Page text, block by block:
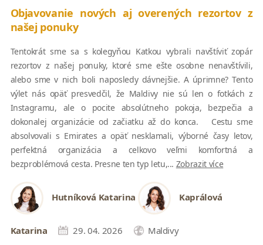
Objavovanie nových aj overených rezortov z
našej ponuky
Tentokrát sme sa s kolegyňou Katkou vybrali navštíviť zopár
rezortov z našej ponuky, ktoré sme ešte osobne nenavštívili,
alebo sme v nich boli naposledy dávnejšie. A úprimne? Tento
výlet nás opäť presvedčil, že Maldivy nie sú len o fotkách z
Instagramu, ale o pocite absolútneho pokoja, bezpečia a
dokonalej organizácie od začiatku až do konca. Cestu sme
absolvovali s Emirates a opäť nesklamali, výborné časy letov,
perfektná organizácia a celkovo veľmi komfortná a
bezproblémová cesta. Presne ten typ letu,... Zobrazit více
Hutníková Katarina Kaprálová
Katarina 29. 04. 2026 Maldivy